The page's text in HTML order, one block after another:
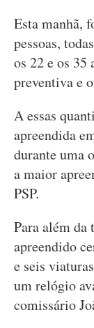
Esta manhã,
pessoas,
os 22 e os 35
preventiva e
A essas
apreendida
durante uma
a maior
PSP.
Para além da
apreendido
e seis
um relógio
comissário